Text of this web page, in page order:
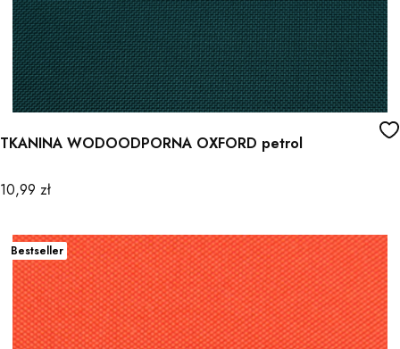
TKANINA WODOODPORNA OXFORD petrol
Cena
10,99 zł
Bestseller